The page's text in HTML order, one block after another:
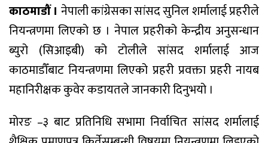
काठमाडौं । नेपाली कांग्रेसका सांसद सुनिल शर्मालाई प्रहरीले
नियन्त्रणमा लिएको छ । नेपाल प्रहरीको केन्द्रीय अनुसन्धान
ब्युरो (सिआइबी) को टोलीले सांसद शर्मालाई आज
काठमाडौँबाट नियन्त्रणमा लिएको प्रहरी प्रवक्ता प्रहरी नायब
महानिरीक्षक कुवेर कडायतले जानकारी दिनुभयो ।
मोरङ –३ बाट प्रतिनिधि सभामा निर्वाचित सांसद शर्मालाई